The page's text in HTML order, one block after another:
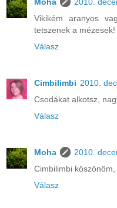
Vikikém aranyos
tetszenek a mézesek!
Válasz
Cimbilimbi 2010.
Csodákat alkotsz,
Válasz
Moha
2010.
Cimbilimbi
Válasz